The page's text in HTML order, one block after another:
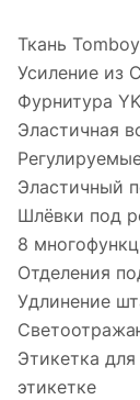
Ткань
Усиление из
Фурнитура
Эластичная
Эластичный
Шлёвки под
8
Отделения
Удлинение
Этикетка
этикетке